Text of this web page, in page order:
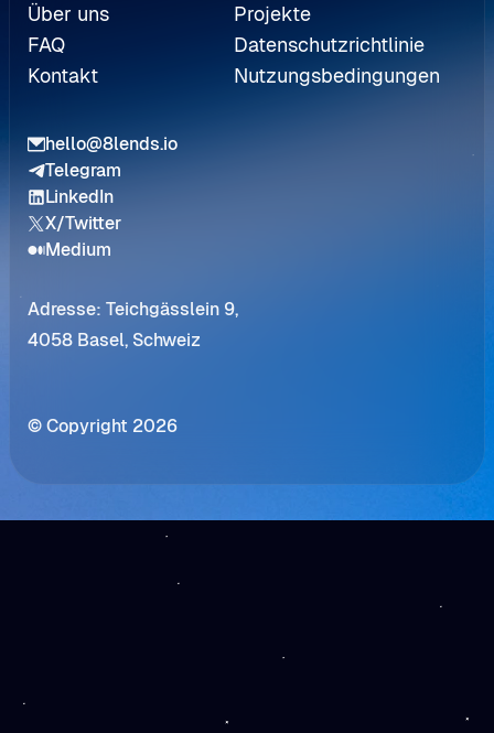
Über uns
FAQ
Kontakt
Projekte
Datenschutzrichtlinie
Nutzungsbedingungen
hello@8lends.io
Telegram
LinkedIn
X/Twitter
Medium
Adresse: Teichgässlein 9,
4058 Basel, Schweiz
© Copyright 2026